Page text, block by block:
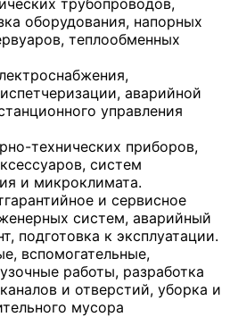
оборудования, напорных
теплообменных
аварийной
управления
технических приборов,
систем
и микроклимата.
и сервисное
систем, аварийный
подготовка к эксплуатации.
вспомогательные,
работы, разработка
и отверстий, уборка и
мусора